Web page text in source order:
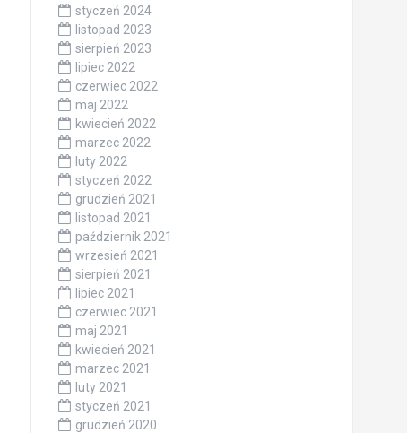
styczeń 2024
listopad 2023
sierpień 2023
lipiec 2022
czerwiec 2022
maj 2022
kwiecień 2022
marzec 2022
luty 2022
styczeń 2022
grudzień 2021
listopad 2021
październik 2021
wrzesień 2021
sierpień 2021
lipiec 2021
czerwiec 2021
maj 2021
kwiecień 2021
marzec 2021
luty 2021
styczeń 2021
grudzień 2020